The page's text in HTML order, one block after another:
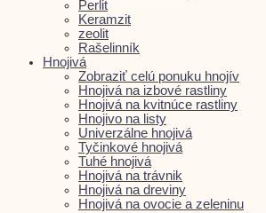
Perlit
Keramzit
zeolit
Rašelinník
Hnojivá
Zobraziť celú ponuku hnojív
Hnojivá na izbové rastliny
Hnojivá na kvitnúce rastliny
Hnojivo na listy
Univerzálne hnojivá
Tyčinkové hnojivá
Tuhé hnojivá
Hnojivá na trávnik
Hnojivá na dreviny
Hnojivá na ovocie a zeleninu